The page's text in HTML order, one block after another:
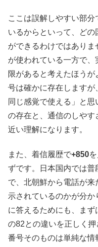
ここは誤解しやすい部
いるからといって、ど
ができるわけではあり
が使われている一方で、
限があると考えたほう
号は確かに存在しますが
同じ感覚で使える」と
の存在と、通信のしやす
近い理解になります。
また、着信履歴で+850
ずです。日本国内では
で、北朝鮮から電話が
示されているのかが分
に答えるためにも、ま
の82との違いを正しく
番号そのものは単純な